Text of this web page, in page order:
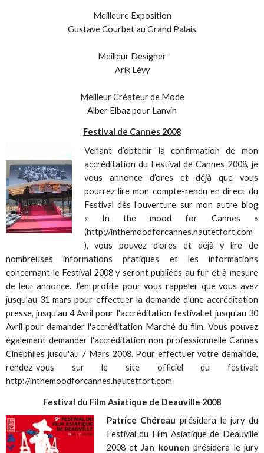
Meilleure Exposition
Gustave Courbet au Grand Palais
Meilleur Designer
Arik Lévy
Meilleur Créateur de Mode
Alber Elbaz pour Lanvin
Festival de Cannes 2008
Venant d’obtenir la confirmation de mon
accréditation du Festival de Cannes 2008, je
vous annonce d’ores et déjà que vous
pourrez lire mon compte-rendu en direct du
Festival dès l’ouverture sur mon autre blog
« In the mood for Cannes »
(http://inthemoodforcannes.hautetfort.com
), vous pouvez d'ores et déjà y lire de
nombreuses informations pratiques et les informations
concernant le Festival 2008 y seront publiées au fur et à mesure
de leur annonce. J’en profite pour vous rappeler que vous avez
jusqu’au 31 mars pour effectuer la demande d'une accréditation
presse, jusqu'au 4 Avril pour l'accréditation festival et jusqu'au 30
Avril pour demander l'accréditation Marché du film. Vous pouvez
également demander l'accréditation non professionnelle Cannes
Cinéphiles jusqu'au 7 Mars 2008. Pour effectuer votre demande,
rendez-vous sur le site officiel du festival:
http://inthemoodforcannes.hautetfort.com
Festival du Film Asiatique de Deauville 2008
Patrice Chéreau présidera le jury du
Festival du Film Asiatique de Deauville
2008 etJan kounen présidera le jury